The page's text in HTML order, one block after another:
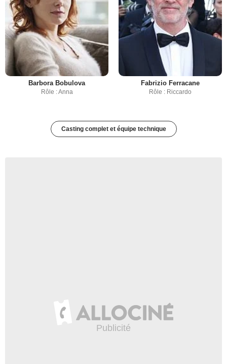
Barbora Bobulova
Rôle : Anna
Fabrizio Ferracane
Rôle : Riccardo
Casting complet et équipe technique